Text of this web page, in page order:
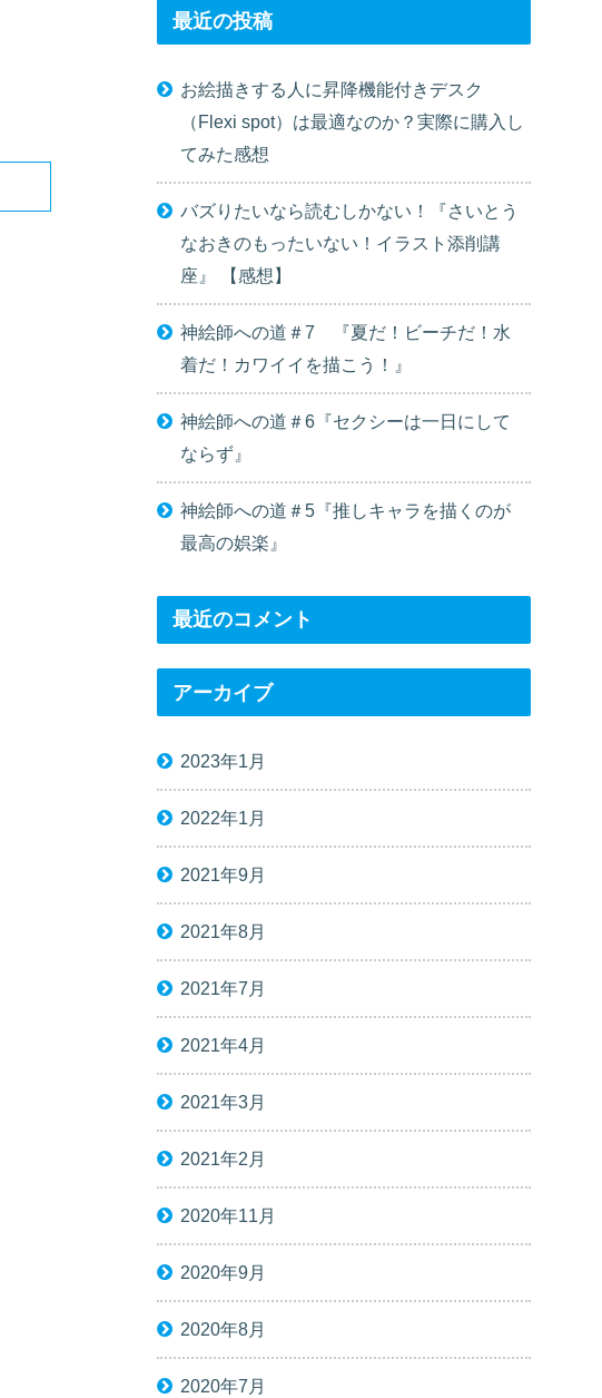
最近の投稿
お絵描きする人に昇降機能付きデスク
（Flexi spot）は最適なのか？実際に購入し
てみた感想
バズりたいなら読むしかない！『さいとう
なおきのもったいない！イラスト添削講
座』 【感想】
神絵師への道＃7 『夏だ！ビーチだ！水
着だ！カワイイを描こう！』
神絵師への道＃6『セクシーは一日にして
ならず』
神絵師への道＃5『推しキャラを描くのが
最高の娯楽』
最近のコメント
アーカイブ
2023年1月
2022年1月
2021年9月
2021年8月
2021年7月
2021年4月
2021年3月
2021年2月
2020年11月
2020年9月
2020年8月
2020年7月